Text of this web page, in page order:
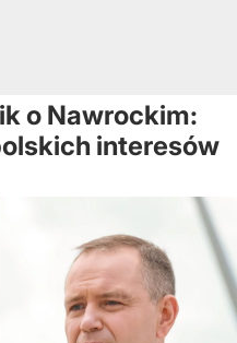
o Nawrockim:
interesów